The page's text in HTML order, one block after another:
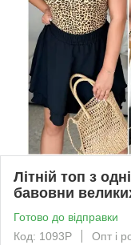
Літній топ з
бавовни
Готово до відправки
Код: 1093Р
Опт і